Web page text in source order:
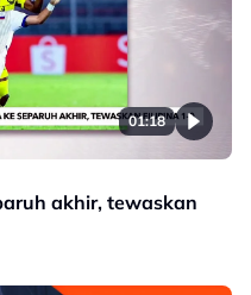
01:18
akhir, tewaskan